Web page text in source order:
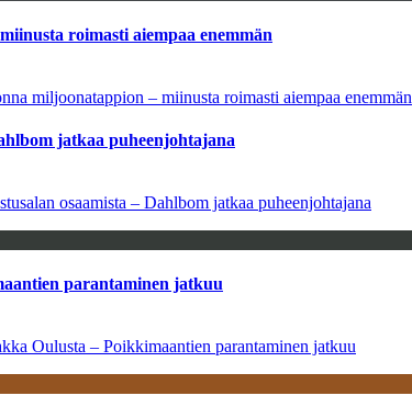
roimasti aiempaa enemmän
miljoonatappion – miinusta roimasti aiempaa enemmän
jatkaa puheenjohtajana
osaamista – Dahlbom jatkaa puheenjohtajana
parantaminen jatkuu
Oulusta – Poikkimaantien parantaminen jatkuu